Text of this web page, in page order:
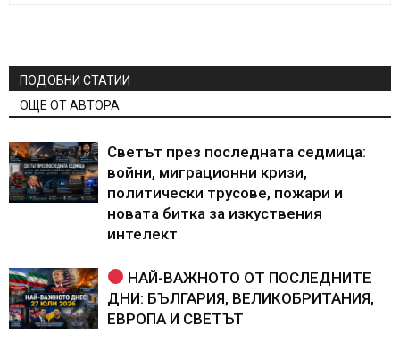
ПОДОБНИ СТАТИИ
ОЩЕ ОТ АВТОРА
Светът през последната седмица:
войни, миграционни кризи,
политически трусове, пожари и
новата битка за изкуствения
интелект
НАЙ-ВАЖНОТО ОТ ПОСЛЕДНИТЕ
ДНИ: БЪЛГАРИЯ, ВЕЛИКОБРИТАНИЯ,
ЕВРОПА И СВЕТЪТ